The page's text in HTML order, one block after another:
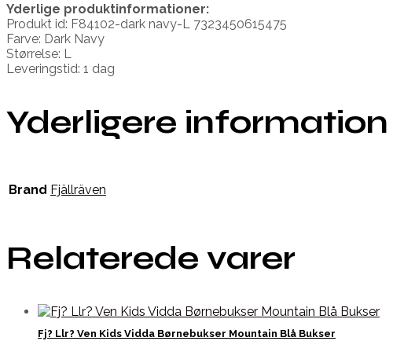
Yderlige produktinformationer:
Produkt id: F84102-dark navy-L 7323450615475
Farve: Dark Navy
Størrelse: L
Leveringstid: 1 dag
Yderligere information
Brand Fjällräven
Relaterede varer
Fj? Llr? Ven Kids Vidda Børnebukser Mountain Blå Bukser